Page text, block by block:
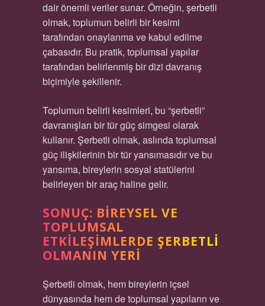
dair önemli veriler sunar. Örneğin, şerbetli
olmak, toplumun belirli bir kesimi
tarafından onaylanma ve kabul edilme
çabasıdır. Bu pratik, toplumsal yapılar
tarafından belirlenmiş bir dizi davranış
biçimiyle şekillenir.
Toplumun belirli kesimleri, bu “şerbetli”
davranışları bir tür güç simgesi olarak
kullanır. Şerbetli olmak, aslında toplumsal
güç ilişkilerinin bir tür yansımasıdır ve bu
yansıma, bireylerin sosyal statülerini
belirleyen bir araç haline gelir.
SONUÇ: BIREYSEL VE
TOPLUMSAL
ETKILEŞIMLERDE ŞERBETLI
OLMANIN YERI
Şerbetli olmak, hem bireylerin içsel
dünyasında hem de toplumsal yapıların ve